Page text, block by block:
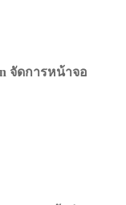
จัดการหน้าจอ